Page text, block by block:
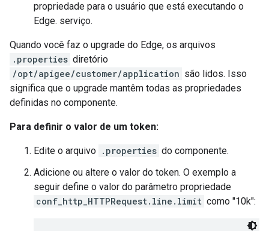
propriedade para o usuário que está executando o
Edge. serviço.
Quando você faz o upgrade do Edge, os arquivos
.properties diretório
/opt/apigee/customer/application são lidos. Isso
significa que o upgrade mantêm todas as propriedades
definidas no componente.
Para definir o valor de um token:
Edite o arquivo .properties do componente.
Adicione ou altere o valor do token. O exemplo a
seguir define o valor do parâmetro propriedade
conf_http_HTTPRequest.line.limit como "10k":